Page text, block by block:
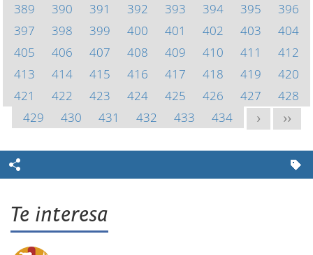
389
390 391 392 393 394 395
396
397
398 399 400 401 402 403
404
405
406 407 408 409 410 411
412
413
414 415 416 417 418 419
420
421
422 423 424 425 426 427
428
429
430 431 432 433 434 > >>
Te interesa